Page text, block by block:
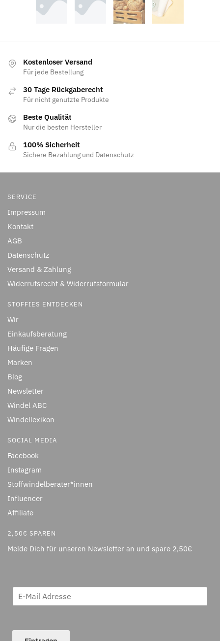
Kostenloser Versand
Für jede Bestellung
30 Tage Rückgaberecht
Für nicht genutzte Produkte
Beste Qualität
Nur die besten Hersteller
100% Sicherheit
Sichere Bezahlung und Datenschutz
SERVICE
Impressum
Kontakt
AGB
Datenschutz
Versand & Zahlung
Widerrufsrecht & Widerrufsformular
STOFFIES ENTDECKEN
Wir
Einkaufsberatung
Häufige Fragen
Marken
Blog
Newsletter
Windel ABC
Windellexikon
SOCIAL MEDIA
Facebook
Instagram
Stoffwindelberater*innen
Influencer
Affiliate
2,50€ SPAREN
Melde Dich für unseren Newsletter an und spare 2,50€